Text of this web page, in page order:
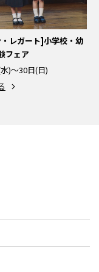
レガート]小学校・幼
フェア
)～30日(日)